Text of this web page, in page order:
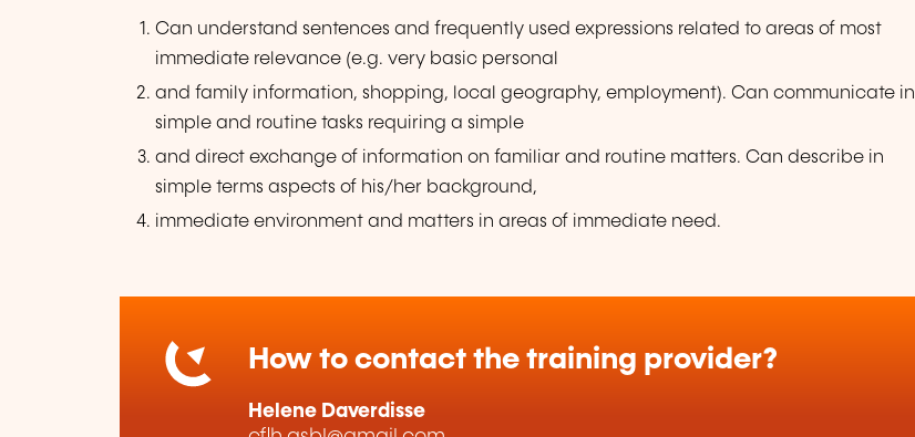
Can understand sentences and frequently used expressions related to areas of most
immediate relevance (e.g. very basic personal
and family information, shopping, local geography, employment). Can communicate in
simple and routine tasks requiring a simple
and direct exchange of information on familiar and routine matters. Can describe in
simple terms aspects of his/her background,
immediate environment and matters in areas of immediate need.
How to contact the training provider?
Helene Daverdisse